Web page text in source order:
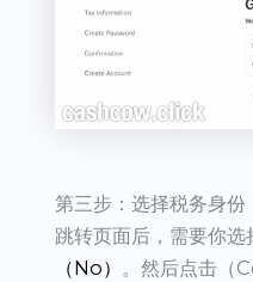
第三步：选择税务身份
跳转页面后，需要你
（No） 。然后点击（